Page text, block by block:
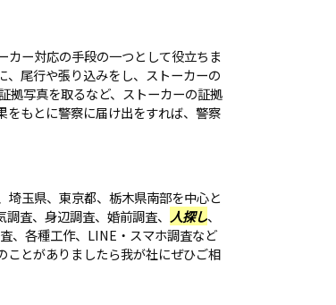
カー対応の手段の一つとして役立ちま
尾行や張り込みをし、ストーカーの
拠写真を取るなど、ストーカーの証拠
をもとに警察に届け出をすれば、警察
玉県、東京都、栃木県南部を中心と
査、身辺調査、婚前調査、 人探し、
、各種工作、LINE・スマホ調査など
ことがありましたら我が社にぜひご相